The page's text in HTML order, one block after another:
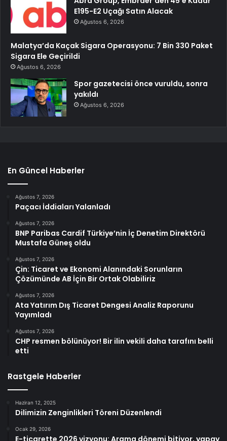
E195-E2 Uçağı Satın Alacak
Ağustos 6, 2026
Malatya’da Kaçak Sigara Operasyonu: 7 Bin 330 Paket
Sigara Ele Geçirildi
Ağustos 6, 2026
Spor gazetecisi önce vuruldu, sonra
yakıldı
Ağustos 6, 2026
En Güncel Haberler
Ağustos 7, 2026
Paçacı İddiaları Yalanladı
Ağustos 7, 2026
BNP Paribas Cardif Türkiye’nin İç Denetim Direktörü
Mustafa Güneş oldu
Ağustos 7, 2026
Çin: Ticaret ve Ekonomi Alanındaki Sorunların
Çözümünde AB İçin Bir Ortak Olabiliriz
Ağustos 7, 2026
Ata Yatırım Dış Ticaret Dengesi Analiz Raporunu
Yayımladı
Ağustos 7, 2026
CHP resmen bölünüyor! Bir ilin vekili daha tarafını belli
etti
Rastgele Haberler
Haziran 12, 2025
Dilimizin Zenginlikleri Töreni Düzenlendi
Ocak 29, 2026